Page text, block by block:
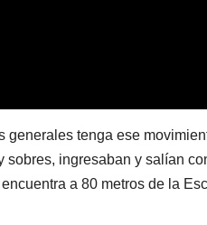
tenga ese
sobres, ingresaban y salían
a 80 metros de la
para
policía
robar